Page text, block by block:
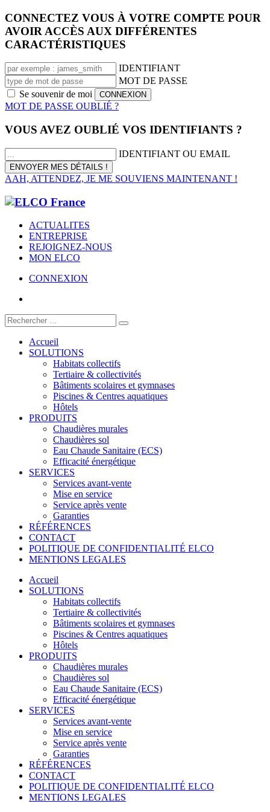
CONNECTEZ VOUS À VOTRE COMPTE POUR
AVOIR ACCÈS AUX DIFFÉRENTES
CARACTÉRISTIQUES
IDENTIFIANT
MOT DE PASSE
Se souvenir de moi
MOT DE PASSE OUBLIÉ ?
VOUS AVEZ OUBLIÉ VOS IDENTIFIANTS ?
IDENTIFIANT OU EMAIL
AAH, ATTENDEZ, JE ME SOUVIENS MAINTENANT !
ACTUALITES
ENTREPRISE
REJOIGNEZ-NOUS
MON ELCO
CONNEXION
Accueil
SOLUTIONS
Habitats collectifs
Tertiaire & collectivités
Bâtiments scolaires et gymnases
Piscines & Centres aquatiques
Hôtels
PRODUITS
Chaudières murales
Chaudières sol
Eau Chaude Sanitaire (ECS)
Efficacité énergétique
SERVICES
Services avant-vente
Mise en service
Service après vente
Garanties
RÉFÉRENCES
CONTACT
POLITIQUE DE CONFIDENTIALITÉ ELCO
MENTIONS LEGALES
Accueil
SOLUTIONS
Habitats collectifs
Tertiaire & collectivités
Bâtiments scolaires et gymnases
Piscines & Centres aquatiques
Hôtels
PRODUITS
Chaudières murales
Chaudières sol
Eau Chaude Sanitaire (ECS)
Efficacité énergétique
SERVICES
Services avant-vente
Mise en service
Service après vente
Garanties
RÉFÉRENCES
CONTACT
POLITIQUE DE CONFIDENTIALITÉ ELCO
MENTIONS LEGALES